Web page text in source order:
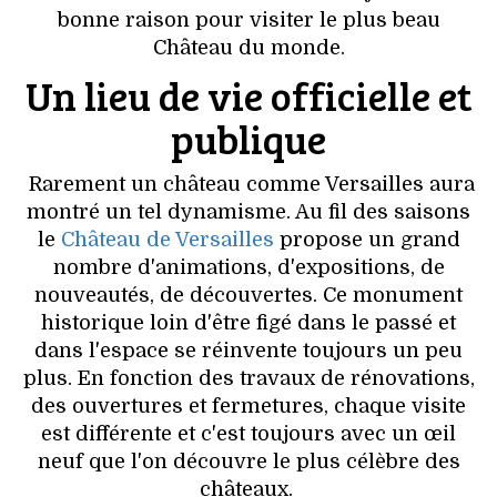
VOYAGES & LOISIRS
bonne raison pour visiter le plus beau
Château du monde.
Un lieu de vie officielle et
publique
Rarement un château comme Versailles aura
montré un tel dynamisme. Au fil des saisons
le Château de Versailles propose un grand
nombre d'animations, d'expositions, de
nouveautés, de découvertes. Ce monument
historique loin d'être figé dans le passé et
dans l'espace se réinvente toujours un peu
plus. En fonction des travaux de rénovations,
des ouvertures et fermetures, chaque visite
est différente et c'est toujours avec un œil
neuf que l'on découvre le plus célèbre des
châteaux.